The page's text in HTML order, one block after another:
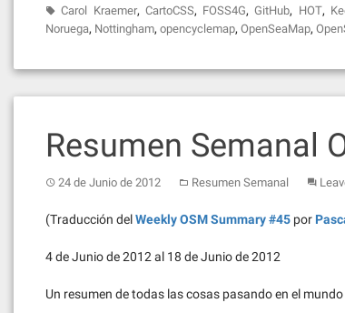
Carol Kraemer, CartoCSS, FOSS4G,GitHub, HOT,
Noruega, Nottingham, opencyclemap, OpenSeaMap,
Resumen Semanal
24 de Junio de 2012 Resumen Semanal
(Traducción delWeekly OSM Summary #45 por
4 de Junio de 2012 al 18 de Junio de 2012
Un resumen de todas las cosas pasando en el mundo